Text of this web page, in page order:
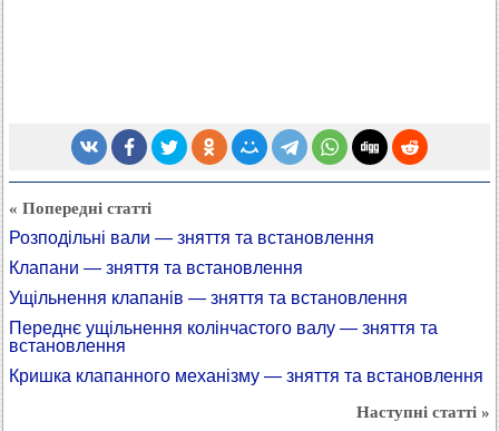
« Попередні статті
Розподільні вали — зняття та встановлення
Клапани — зняття та встановлення
Ущільнення клапанів — зняття та встановлення
Переднє ущільнення колінчастого валу — зняття та
встановлення
Кришка клапанного механізму — зняття та встановлення
Наступні статті »